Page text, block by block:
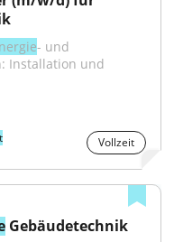
- und
Installation und
Vollzeit
Gebäudetechnik